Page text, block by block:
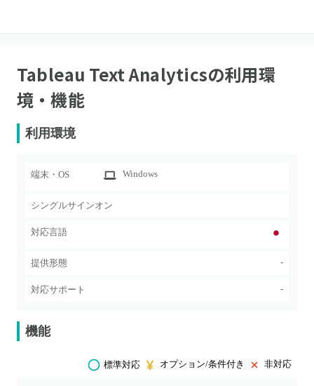
Tableau Text Analyticsの利用環
境・機能
利用環境
端末・OS Windows
シングルサインオン
対応言語
提供形態 -
対応サポート -
機能
標準対応 オプション/条件付き 非対応